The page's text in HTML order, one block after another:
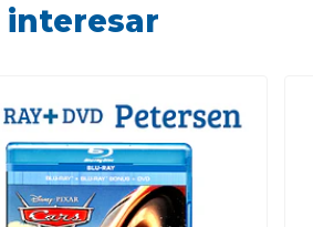
interesar